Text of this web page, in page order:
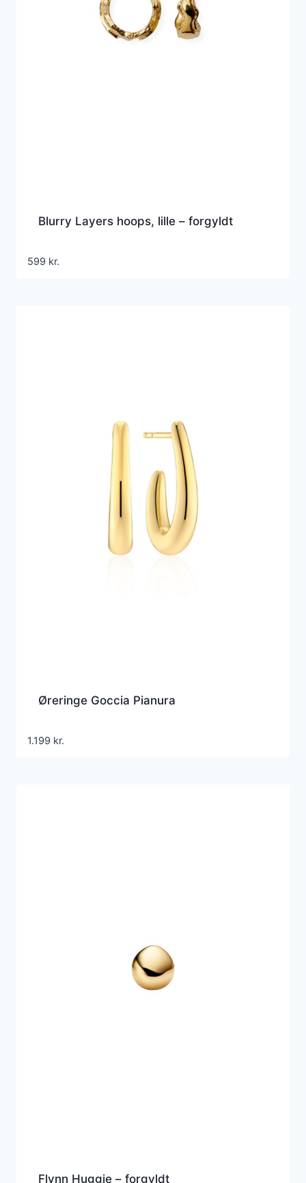
Blurry Layers hoops, lille – forgyldt
599 kr.
Øreringe Goccia Pianura
1.199 kr.
Flynn Huggie – forgyldt